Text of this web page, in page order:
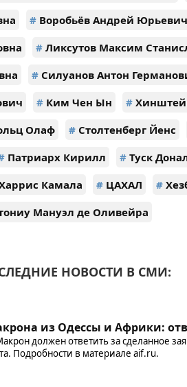
#Воробьёв Андрей Юрьевич
#Ликсутов Максим
#Силуанов Антон
#Ким Чен Ын #
Олаф #Столтенберг Йенс
Патриарх Кирилл #Туск
Камала #ЦАХАЛ #
Мануэл де Оливейра
НОВОСТИ В СМИ:
из Одессы и Африки:
должен ответить за сделанное
Подробности в материале aif.ru.